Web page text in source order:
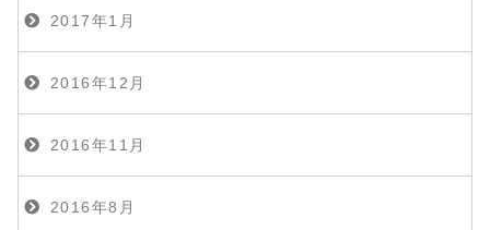
2017年1月
2016年12月
2016年11月
2016年8月